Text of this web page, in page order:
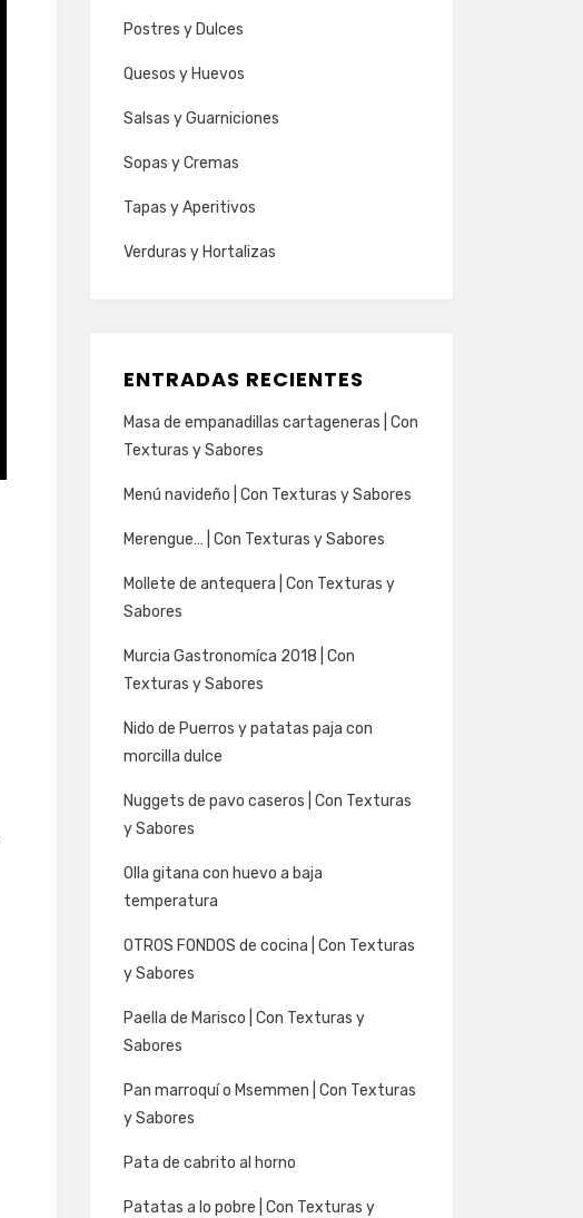
Postres y Dulces
Quesos y Huevos
Salsas y Guarniciones
Sopas y Cremas
Tapas y Aperitivos
Verduras y Hortalizas
ENTRADAS RECIENTES
Masa de empanadillas cartageneras | Con
Texturas y Sabores
Menú navideño | Con Texturas y Sabores
Merengue… | Con Texturas y Sabores
Mollete de antequera | Con Texturas y
Sabores
Murcia Gastronomíca 2018 | Con
Texturas y Sabores
Nido de Puerros y patatas paja con
morcilla dulce
Nuggets de pavo caseros | Con Texturas
y Sabores
Olla gitana con huevo a baja
temperatura
OTROS FONDOS de cocina | Con Texturas
y Sabores
Paella de Marisco | Con Texturas y
Sabores
Pan marroquí o Msemmen | Con Texturas
y Sabores
Pata de cabrito al horno
Patatas a lo pobre | Con Texturas y